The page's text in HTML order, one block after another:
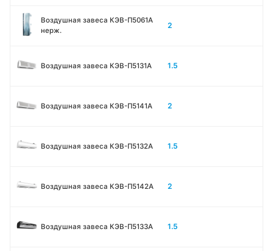
Воздушная завеса КЭВ-П5061A
нерж.
2
Воздушная завеса КЭВ-П5131А 1.5
Воздушная завеса КЭВ-П5141А 2
Воздушная завеса КЭВ-П5132А 1.5
Воздушная завеса КЭВ-П5142А 2
Воздушная завеса КЭВ-П5133A 1.5